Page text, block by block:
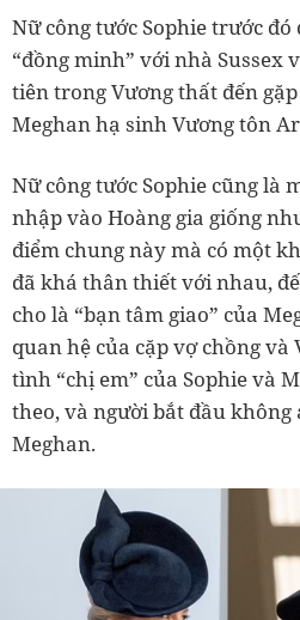
Nữ công tước Sophie trước
“đồng minh” với nhà Sussex
tiên trong Vương thất đến
Meghan hạ sinh Vương tôn
Nữ công tước Sophie cũng là
nhập vào Hoàng gia giống
điểm chung này mà có một
đã khá thân thiết với nhau,
cho là “bạn tâm giao” của
quan hệ của cặp vợ chồng
tình “chị em” của Sophie và
theo, và người bắt đầu không
Meghan.